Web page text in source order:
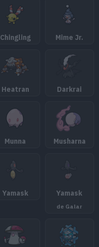
Chingling Mime Jr.
Heatran Darkrai
Munna Musharna
Yamask Yamask
de Galar